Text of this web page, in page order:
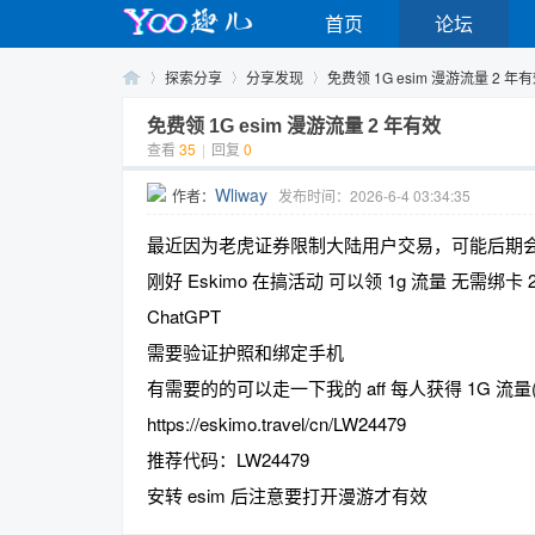
首页 论坛
探索分享 分享发现 免费领 1G esim 漫游流量 2 年
免费领 1G esim 漫游流量 2 年有效
查看 35 | 回复 0
作者： Wliway 发布时间：2026-6-4 03:34:35
最近因为老虎证券限制大陆用户交易，可能后期
刚好 Eskimo 在搞活动 可以领 1g 流量 无需绑
ChatGPT
需要验证护照和绑定手机
有需要的的可以走一下我的 aff 每人获得 1G 流
https://eskimo.travel/cn/LW24479
推荐代码：LW24479
安转 esim 后注意要打开漫游才有效